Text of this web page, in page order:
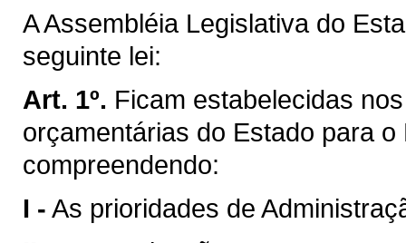
A Assembléia Legislativa do
seguinte lei:
Art. 1º. Ficam estabelecidas
orçamentárias do Estado para
compreendendo:
I - As prioridades de